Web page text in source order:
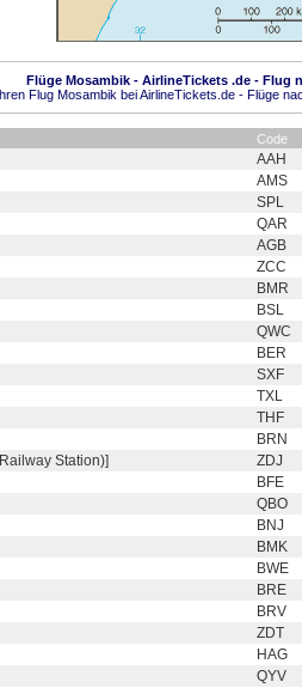
Flüge Mosambik - AirlineTickets .de - Flug
Flug Mosambik bei AirlineTickets.de - Flüge
Code
AAH
AMS
SPL
QAR
AGB
ZCC
BMR
BSL
QWC
BER
SXF
TXL
THF
BRN
Station)]
ZDJ
BFE
QBO
BNJ
BMK
BWE
BRE
BRV
ZDT
HAG
QYV